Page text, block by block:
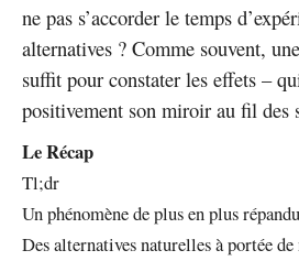
ne pas s’accorder le temps
alternatives ? Comme souvent,
suffit pour constater les effets –
positivement son miroir au fil des
Le Récap
Tl;dr
Un phénomène de plus en plus répandu
Des alternatives naturelles à portée